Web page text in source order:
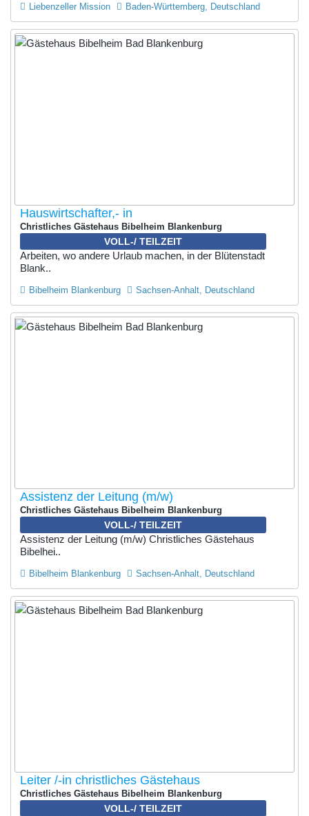
Liebenzeller Mission Baden-Württemberg, Deutschland
Hauswirtschafter,- in
Christliches Gästehaus Bibelheim Blankenburg
VOLL-/ TEILZEIT
Arbeiten, wo andere Urlaub machen, in der Blütenstadt
Blank..
Bibelheim Blankenburg Sachsen-Anhalt, Deutschland
Assistenz der Leitung (m/w)
Christliches Gästehaus Bibelheim Blankenburg
VOLL-/ TEILZEIT
Assistenz der Leitung (m/w) Christliches Gästehaus
Bibelhei..
Bibelheim Blankenburg Sachsen-Anhalt, Deutschland
Leiter /-in christliches Gästehaus
Christliches Gästehaus Bibelheim Blankenburg
VOLL-/ TEILZEIT